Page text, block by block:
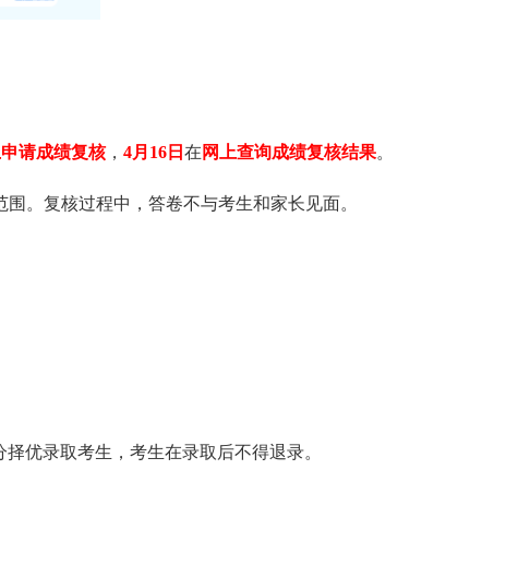
请成绩复核， 4月16日 在 网上查询成绩复核结果。
。复核过程中，答卷不与考生和家长见面。
优录取考生，考生在录取后不得退录。